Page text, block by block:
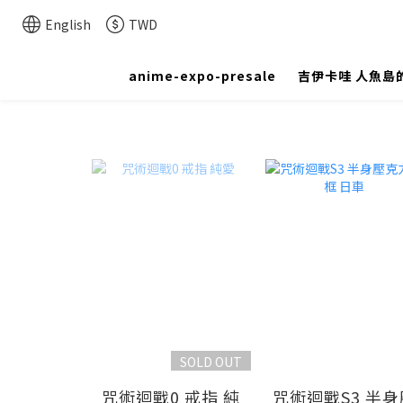
English TWD
anime-expo-presale 吉伊卡哇 人魚島
SOLD OUT
咒術迴戰0 戒指 純 咒術迴戰S3 半